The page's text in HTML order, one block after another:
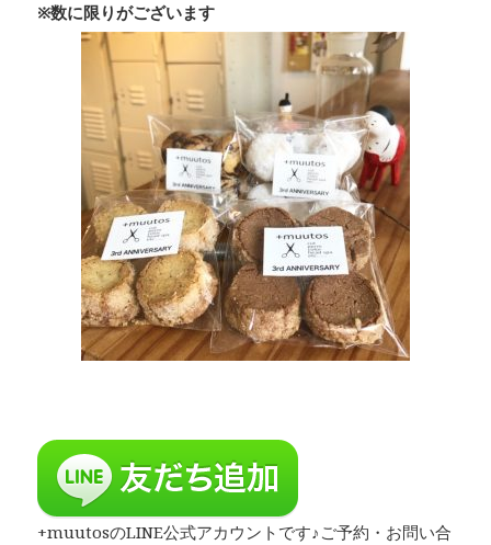
※数に限りがございます
+muutosのLINE公式アカウントです♪ご予約・お問い合